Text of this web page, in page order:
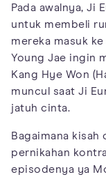
Pada awalnya, Ji
untuk membeli
mereka masuk
Young Jae ingin
Kang Hye Won
muncul saat Ji
jatuh cinta.
Bagaimana
pernikahan
episodenya ya